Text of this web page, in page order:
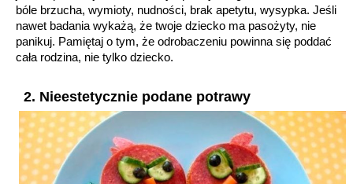
bóle brzucha, wymioty, nudności, brak apetytu, wysypka. Jeśli
nawet badania wykażą, że twoje dziecko ma pasożyty, nie
panikuj. Pamiętaj o tym, że odrobaczeniu powinna się poddać
cała rodzina, nie tylko dziecko.
2. Nieestetycznie podane potrawy